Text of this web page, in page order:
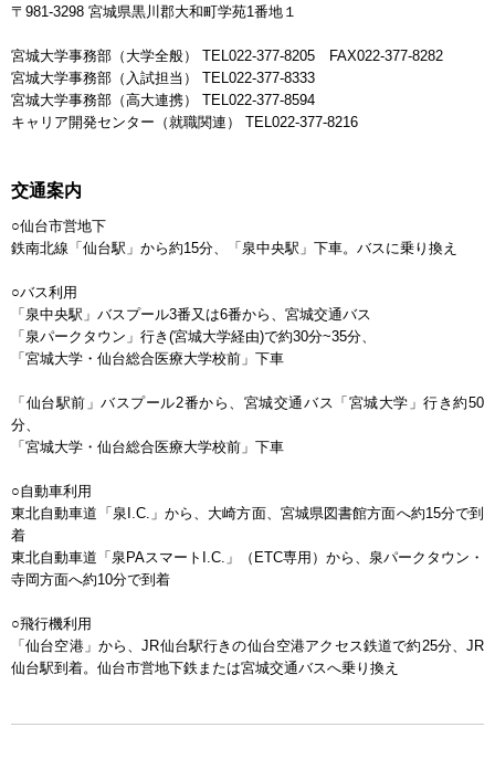
〒981-3298 宮城県黒川郡大和町学苑1番地１
宮城大学事務部（大学全般） TEL022-377-8205 FAX022-377-8282
宮城大学事務部（入試担当） TEL022-377-8333
宮城大学事務部（高大連携） TEL022-377-8594
キャリア開発センター（就職関連） TEL022-377-8216
交通案内
○仙台市営地下
鉄南北線「仙台駅」から約15分、「泉中央駅」下車。バスに乗り換え
○バス利用
「泉中央駅」バスプール3番又は6番から、宮城交通バス
「泉パークタウン」行き(宮城大学経由)で約30分~35分、
「宮城大学・仙台総合医療大学校前」下車
「仙台駅前」バスプール2番から、宮城交通バス「宮城大学」行き約50
分、
「宮城大学・仙台総合医療大学校前」下車
○自動車利用
東北自動車道「泉I.C.」から、大崎方面、宮城県図書館方面へ約15分で到
着
東北自動車道「泉PAスマートI.C.」（ETC専用）から、泉パークタウン・
寺岡方面へ約10分で到着
○飛行機利用
「仙台空港」から、JR仙台駅行きの仙台空港アクセス鉄道で約25分、JR
仙台駅到着。仙台市営地下鉄または宮城交通バスへ乗り換え